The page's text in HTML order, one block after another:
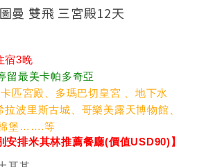
曼 雙飛 三宮殿12天
宿3晚
留最美卡帕多奇亞
匹宮殿、多瑪巴切皇宮 、地下水
波里斯古城、哥樂美露天博物館、
棉堡…….等
安排米其林推薦餐廳(價值USD90)】